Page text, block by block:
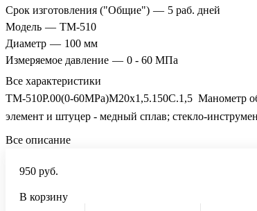
Срок изготовления ("Общие") — 5 раб. дней
Модель — ТМ-510
Диаметр — 100 мм
Измеряемое давление — 0 - 60 МПа
Все характеристики
ТМ-510Р.00(0-60MPa)М20х1,5.150C.1,5 Манометр
элемент и штуцер - медный сплав; стекло-
Все описание
950 руб.
В корзину